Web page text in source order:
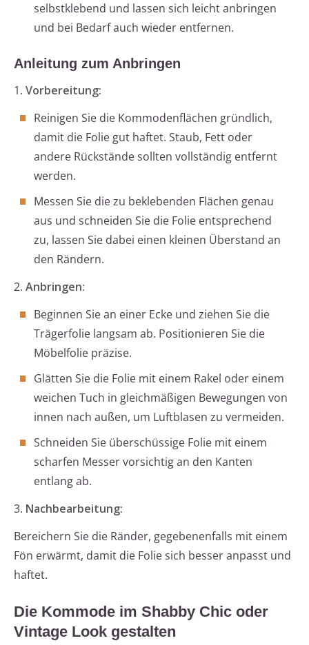
selbstklebend und lassen sich leicht anbringen
und bei Bedarf auch wieder entfernen.
Anleitung zum Anbringen
1. Vorbereitung:
Reinigen Sie die Kommodenflächen gründlich,
damit die Folie gut haftet. Staub, Fett oder
andere Rückstände sollten vollständig entfernt
werden.
Messen Sie die zu beklebenden Flächen genau
aus und schneiden Sie die Folie entsprechend
zu, lassen Sie dabei einen kleinen Überstand an
den Rändern.
2. Anbringen:
Beginnen Sie an einer Ecke und ziehen Sie die
Trägerfolie langsam ab. Positionieren Sie die
Möbelfolie präzise.
Glätten Sie die Folie mit einem Rakel oder einem
weichen Tuch in gleichmäßigen Bewegungen von
innen nach außen, um Luftblasen zu vermeiden.
Schneiden Sie überschüssige Folie mit einem
scharfen Messer vorsichtig an den Kanten
entlang ab.
3. Nachbearbeitung:
Bereichern Sie die Ränder, gegebenenfalls mit einem
Fön erwärmt, damit die Folie sich besser anpasst und
haftet.
Die Kommode im Shabby Chic oder
Vintage Look gestalten